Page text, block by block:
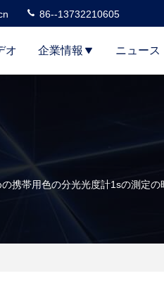
86--13732210605
オ 企業情報 ニュース
携帯用色の分光光度計1sの測定の